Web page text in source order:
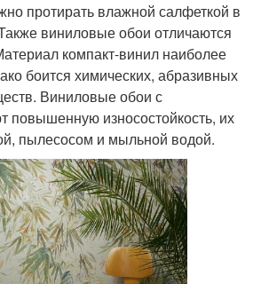
протирать влажной салфеткой в
виниловые обои отличаются
компакт-винил наиболее
боится химических, абразивных
Виниловые обои с
повышенную износостойкость, их
пылесосом и мыльной водой.